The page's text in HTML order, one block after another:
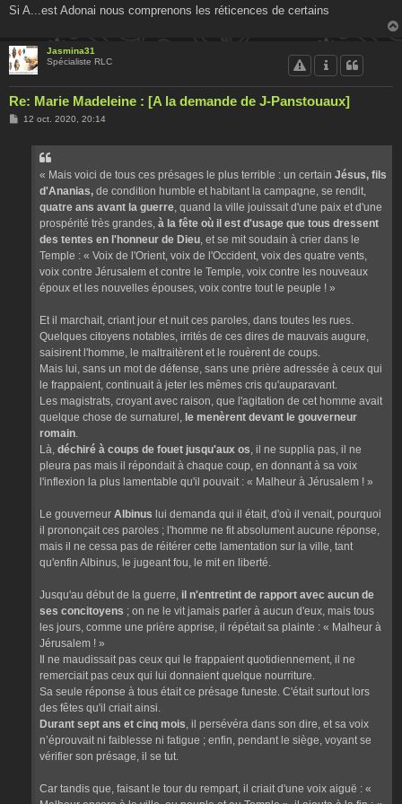
Si A...est Adonai nous comprenons les réticences de certains
Jasmina31
Spécialiste RLC
Re: Marie Madeleine : [A la demande de J-Panstouaux]
M12 oct. 2020, 20:14
« Mais voici de tous ces présages le plus terrible : un certain Jésus, fils
d'Ananias, de condition humble et habitant la campagne, se rendit,
quatre ans avant la guerre, quand la ville jouissait d'une paix et d'une
prospérité très grandes, à la fête où il est d'usage que tous dressent
des tentes en l'honneur de Dieu, et se mit soudain à crier dans le
Temple : « Voix de l'Orient, voix de l'Occident, voix des quatre vents,
voix contre Jérusalem et contre le Temple, voix contre les nouveaux
époux et les nouvelles épouses, voix contre tout le peuple ! »
Et il marchait, criant jour et nuit ces paroles, dans toutes les rues.
Quelques citoyens notables, irrités de ces dires de mauvais augure,
saisirent l'homme, le maltraitèrent et le rouèrent de coups.
Mais lui, sans un mot de défense, sans une prière adressée à ceux qui
le frappaient, continuait à jeter les mêmes cris qu'auparavant.
Les magistrats, croyant avec raison, que l'agitation de cet homme avait
quelque chose de surnaturel, le menèrent devant le gouverneur
romain.
Là, déchiré à coups de fouet jusqu'aux os, il ne supplia pas, il ne
pleura pas mais il répondait à chaque coup, en donnant à sa voix
l'inflexion la plus lamentable qu'il pouvait : « Malheur à Jérusalem ! »
Le gouverneur Albinus lui demanda qui il était, d'où il venait, pourquoi
il prononçait ces paroles ; l'homme ne fit absolument aucune réponse,
mais il ne cessa pas de réitérer cette lamentation sur la ville, tant
qu'enfin Albinus, le jugeant fou, le mit en liberté.
Jusqu'au début de la guerre, il n'entretint de rapport avec aucun de
ses concitoyens ; on ne le vit jamais parler à aucun d'eux, mais tous
les jours, comme une prière apprise, il répétait sa plainte : « Malheur à
Jérusalem ! »
Il ne maudissait pas ceux qui le frappaient quotidiennement, il ne
remerciait pas ceux qui lui donnaient quelque nourriture.
Sa seule réponse à tous était ce présage funeste. C'était surtout lors
des fêtes qu'il criait ainsi.
Durant sept ans et cinq mois, il persévéra dans son dire, et sa voix
n’éprouvait ni faiblesse ni fatigue ; enfin, pendant le siège, voyant se
vérifier son présage, il se tut.
Car tandis que, faisant le tour du rempart, il criait d'une voix aiguë : «